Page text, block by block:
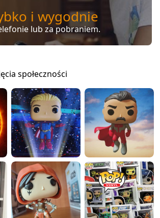
i wygodnie
lub za pobraniem.
społeczności